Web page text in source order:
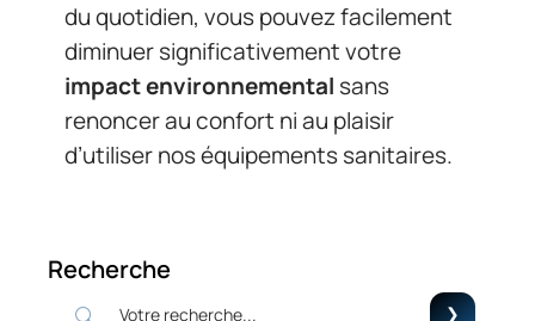
du quotidien, vous pouvez facilement
diminuer significativement votre
impact environnemental sans
renoncer au confort ni au plaisir
d’utiliser nos équipements sanitaires.
Recherche